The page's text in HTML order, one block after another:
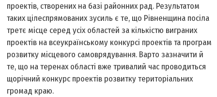
проектів, створених на базі районних рад. Результатом
таких цілеспрямованих зусиль є те, що Рівненщина посіла
третє місце серед усіх областей за кількістю виграних
проектів на всеукраїнському конкурсі проектів та програм
розвитку місцевого самоврядування. Варто зазначити й
те, що на теренах області вже тривалий час проводиться
щорічний конкурс проектів розвитку територіальних
громад краю.